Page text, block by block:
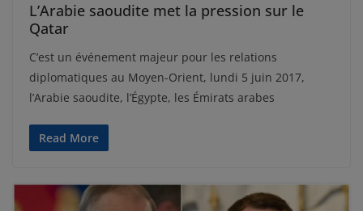
L’Arabie saoudite met la pression sur le
Qatar
C’est un événement majeur pour les relations
diplomatiques au Moyen-Orient, lundi 5 juin 2017,
l’Arabie saoudite, l’Égypte, les Émirats arabes
Read More